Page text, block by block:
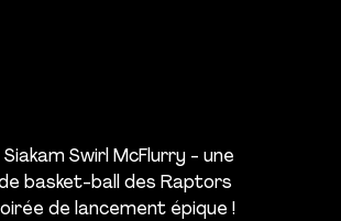
Swirl McFlurry - une
basket-ball des Raptors
de lancement épique !